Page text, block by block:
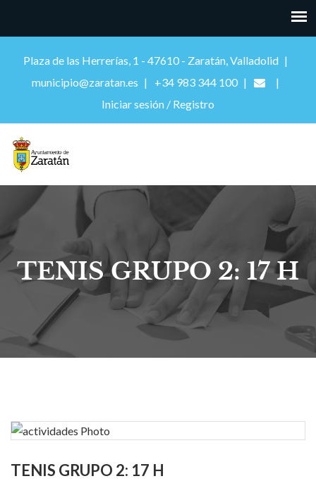
Plaza de las Herrerías, 1 - 47610 - Zaratán, Valladolid
municipio@zaratan.es
+34 983 344 100
Iniciar sesión / Registro
TENIS GRUPO 2: 17 H
TENIS GRUPO 2: 17 H